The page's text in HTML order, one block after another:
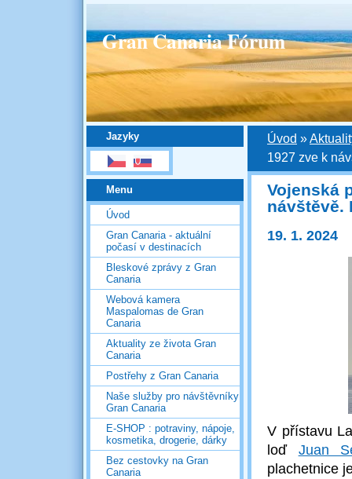
Gran Canaria Fórum
Jazyky
Menu
Úvod
Gran Canaria - aktuální
počasí v destinacích
Bleskové zprávy z Gran
Canaria
Webová kamera
Maspalomas de Gran
Canaria
Aktuality ze života Gran
Canaria
Postřehy z Gran Canaria
Naše služby pro návštěvníky
Gran Canaria
E-SHOP : potraviny, nápoje,
kosmetika, drogerie, dárky
Bez cestovky na Gran
Canaria
Úvod »
1927 zve k
Vojenská
návštěvě.
19. 1. 2024
V přístavu
loď Juan
plachetnice